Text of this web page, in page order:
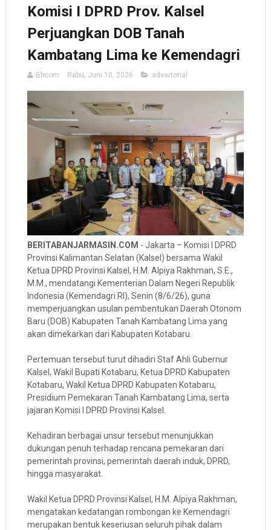
Komisi I DPRD Prov. Kalsel
Perjuangkan DOB Tanah
Kambatang Lima ke Kemendagri
Bbcom Rabu, Juni 10, 2026 advertorial
BERITABANJARMASIN.COM - Jakarta – Komisi I DPRD
Provinsi Kalimantan Selatan (Kalsel) bersama Wakil
Ketua DPRD Provinsi Kalsel, H.M. Alpiya Rakhman, S.E.,
M.M., mendatangi Kementerian Dalam Negeri Republik
Indonesia (Kemendagri RI), Senin (8/6/26), guna
memperjuangkan usulan pembentukan Daerah Otonom
Baru (DOB) Kabupaten Tanah Kambatang Lima yang
akan dimekarkan dari Kabupaten Kotabaru.
Pertemuan tersebut turut dihadiri Staf Ahli Gubernur
Kalsel, Wakil Bupati Kotabaru, Ketua DPRD Kabupaten
Kotabaru, Wakil Ketua DPRD Kabupaten Kotabaru,
Presidium Pemekaran Tanah Kambatang Lima, serta
jajaran Komisi I DPRD Provinsi Kalsel.
Kehadiran berbagai unsur tersebut menunjukkan
dukungan penuh terhadap rencana pemekaran dari
pemerintah provinsi, pemerintah daerah induk, DPRD,
hingga masyarakat.
Wakil Ketua DPRD Provinsi Kalsel, H.M. Alpiya Rakhman,
mengatakan kedatangan rombongan ke Kemendagri
merupakan bentuk keseriusan seluruh pihak dalam